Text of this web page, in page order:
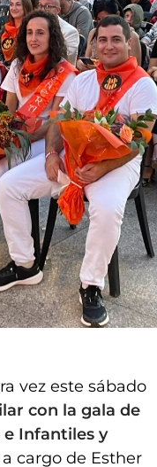
vez este sábado
con la gala de
e Infantiles y
cargo de Esther